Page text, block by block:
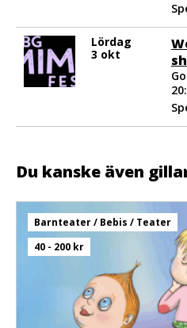
Lördag
3 okt
Du kanske även
Barnteater / Bebis / Teater
40 - 200 kr